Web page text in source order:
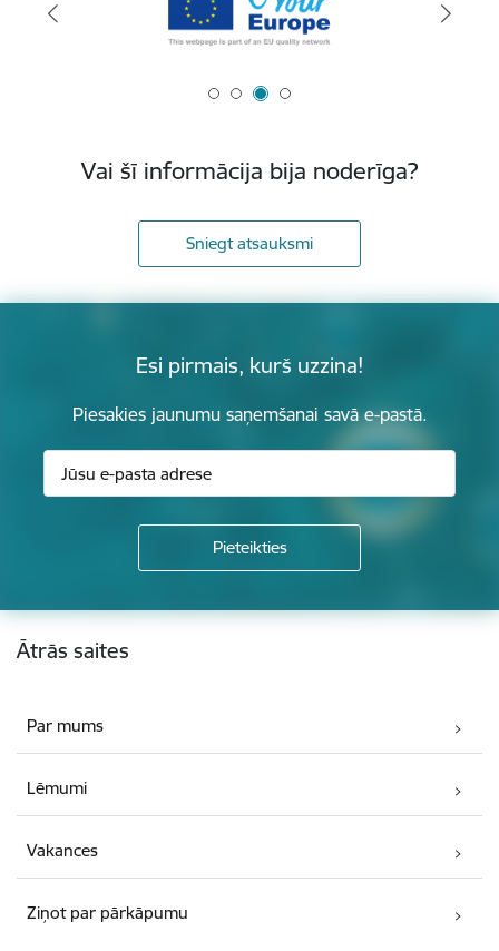
Vai šī informācija bija noderīga?
Sniegt atsauksmi
Esi pirmais, kurš uzzina!
Piesakies jaunumu saņemšanai savā e-pastā.
Kājene
Ātrās saites
Par mums
Lēmumi
Vakances
Ziņot par pārkāpumu